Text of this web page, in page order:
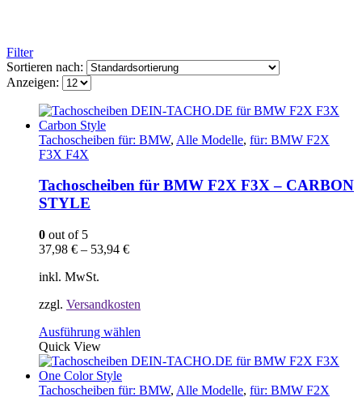
Filter
Sortieren nach:
Anzeigen:
Tachoscheiben für: BMW, Alle Modelle, für: BMW F2X
F3X F4X
Tachoscheiben für BMW F2X F3X – CARBON
STYLE
0 out of 5
37,98 € – 53,94 €
inkl. MwSt.
zzgl. Versandkosten
Ausführung wählen
weist
Varianten
Quick View
Tachoscheiben für: BMW, Alle Modelle, für: BMW F2X